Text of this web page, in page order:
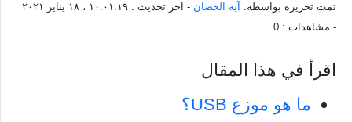
تمت تحريره بواسطة: آيه الحصان - اخر تحديث : ١٠:٠١:١٩ ، ١٨ يناير ٢٠٢١
- مشاهدات : 0
اقرأ في هذا المقال
ما هو موزع USB؟